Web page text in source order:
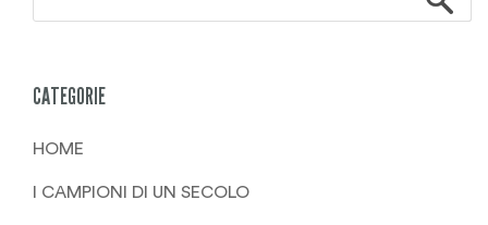
CATEGORIE
HOME
I CAMPIONI DI UN SECOLO